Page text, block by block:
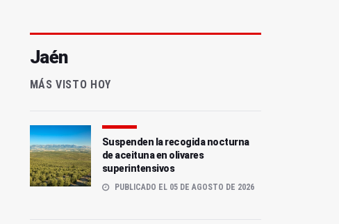
Jaén
MÁS VISTO HOY
Suspenden la recogida nocturna
de aceituna en olivares
superintensivos
PUBLICADO EL 05 DE AGOSTO DE 2026